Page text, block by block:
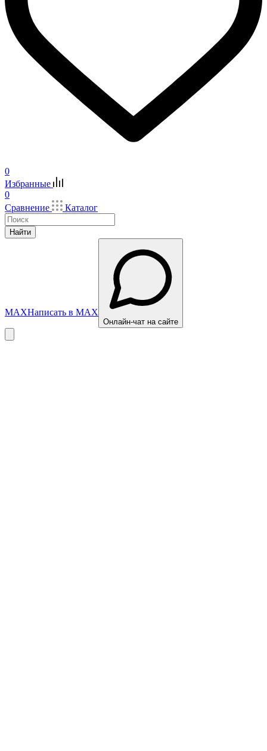
0
Избранные
0
Сравнение
Каталог
Найти
MAXНаписать в MAX
Онлайн-чат на сайте